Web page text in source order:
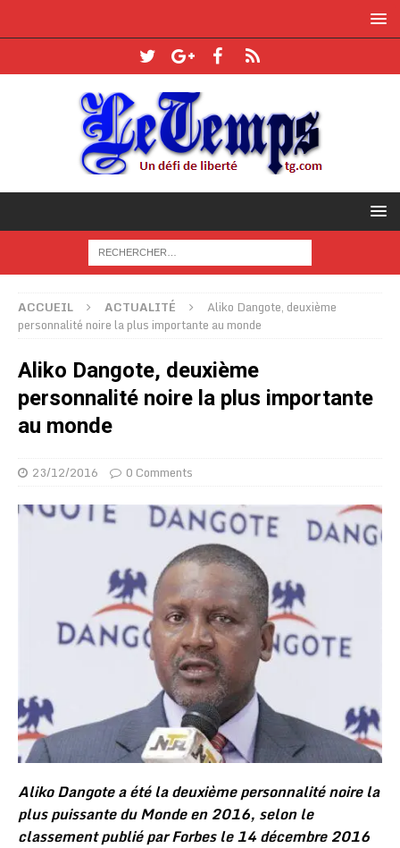
ACCUEIL ACTUALITÉ
Aliko Dangote, deuxième
personnalité noire la plus importante au monde
Aliko Dangote, deuxième
personnalité noire la plus importante
au monde
23/12/2016 0 Comments
Aliko Dangote a été la deuxième personnalité noire la
plus puissante du Monde en 2016, selon le
classement publié par Forbes le 14 décembre 2016